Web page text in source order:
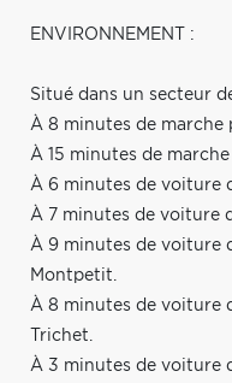
ENVIRONNEMENT :
Situé dans un secteur
À 8 minutes de marche
À 15 minutes de
À 6 minutes de voiture
À 7 minutes de voiture
À 9 minutes de voiture
Montpetit.
À 8 minutes de voiture
Trichet.
À 3 minutes de voiture